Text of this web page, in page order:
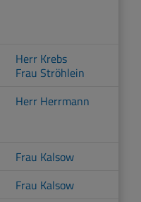
Herr Krebs
Frau Ströhlein
Herr Herrmann
Frau Kalsow
Frau Kalsow